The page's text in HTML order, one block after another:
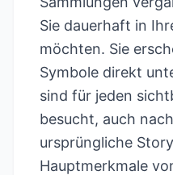
Sie dauerhaft in
möchten. Sie
Symbole direkt
sind für jeden
besucht, auch
ursprüngliche
Hauptmerkmale